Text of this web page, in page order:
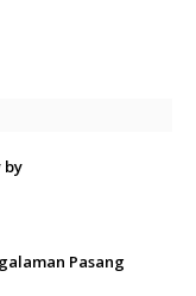
by
Pasang